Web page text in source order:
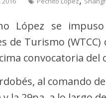
López se
de Turismo
convocatoria del
al comando